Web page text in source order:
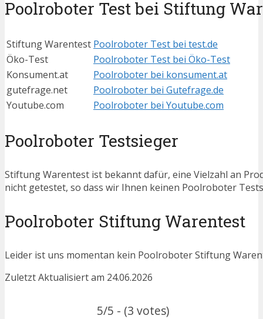
Poolroboter Test bei Stiftung
Stiftung Warentest Poolroboter Test bei test.de
Öko-Test
Poolroboter Test bei Öko-Test
Konsument.at
Poolroboter bei konsument.at
gutefrage.net
Poolroboter bei Gutefrage.de
Youtube.com
Poolroboter bei Youtube.com
Poolroboter Testsieger
Stiftung Warentest ist bekannt dafür, eine Vielzahl an
nicht getestet, so dass wir Ihnen keinen Poolroboter
Poolroboter Stiftung Warentest
Leider ist uns momentan kein Poolroboter Stiftung
Zuletzt Aktualisiert am 24.06.2026
5/5 - (3 votes)